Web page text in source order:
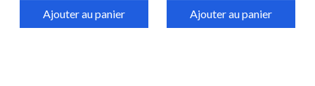
Ajouter au panier Ajouter au panier